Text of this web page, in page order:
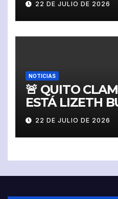
DERECHO A
22 DE JULIO DE 2026
NOTICIAS
🚨 QUITO
ESTÁ LIZETH
22 DE JULIO DE 2026